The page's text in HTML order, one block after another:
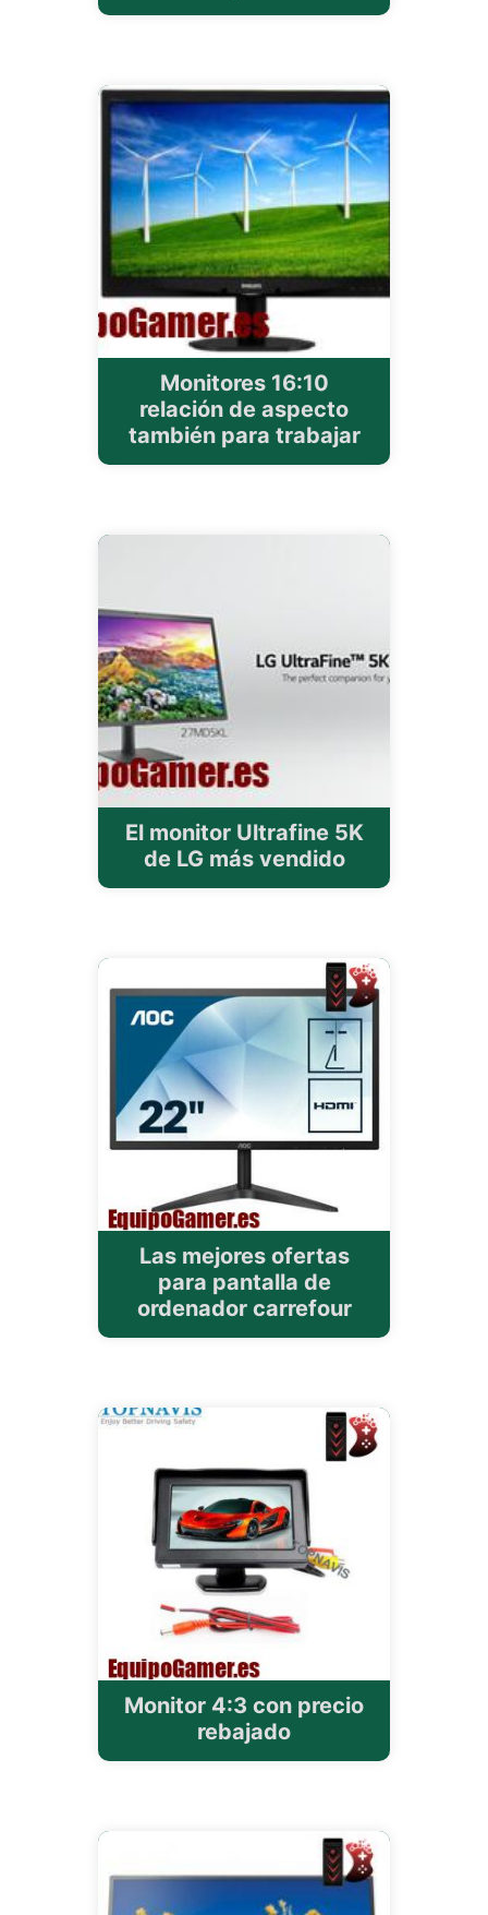
Monitores 16:10
relación de aspecto
también para trabajar
El monitor Ultrafine 5K
de LG más vendido
Las mejores ofertas
para pantalla de
ordenador carrefour
Monitor 4:3 con precio
rebajado